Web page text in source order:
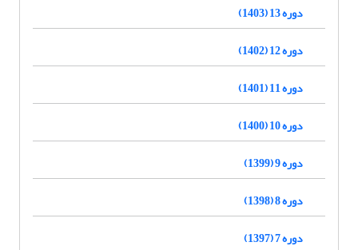
دوره 13 (1403)
دوره 12 (1402)
دوره 11 (1401)
دوره 10 (1400)
دوره 9 (1399)
دوره 8 (1398)
دوره 7 (1397)